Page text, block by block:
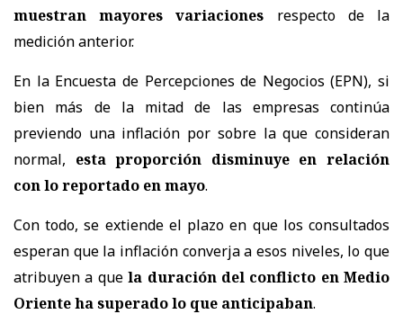
muestran mayores variaciones respecto de la
medición anterior.
En la Encuesta de Percepciones de Negocios (EPN), si
bien más de la mitad de las empresas continúa
previendo una inflación por sobre la que consideran
normal, esta proporción disminuye en relación
con lo reportado en mayo.
Con todo, se extiende el plazo en que los consultados
esperan que la inflación converja a esos niveles, lo que
atribuyen a quela duración del conflicto en Medio
Oriente ha superado lo que anticipaban.